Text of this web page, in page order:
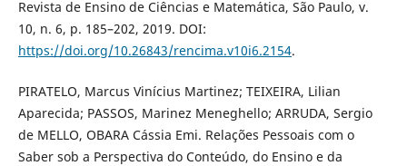
Revista de Ensino de Ciências e Matemática, São Paulo, v.
10, n. 6, p. 185–202, 2019. DOI:
https://doi.org/10.26843/rencima.v10i6.2154.
PIRATELO, Marcus Vinícius Martinez; TEIXEIRA, Lilian
Aparecida; PASSOS, Marinez Meneghello; ARRUDA, Sergio
de MELLO, OBARA Cássia Emi. Relações Pessoais com o
Saber sob a Perspectiva do Conteúdo, do Ensino e da